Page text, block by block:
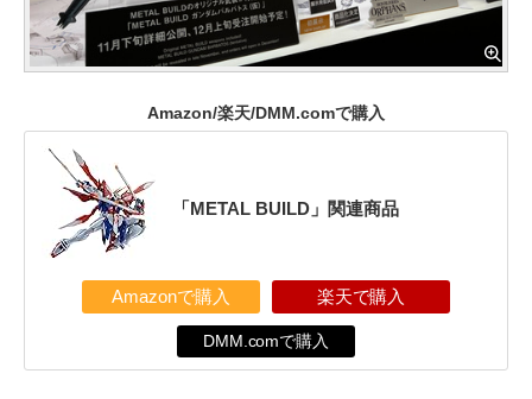
Amazon/楽天/DMM.comで購入
「METAL BUILD」関連商品
Amazonで購入 楽天で購入
DMM.comで購入